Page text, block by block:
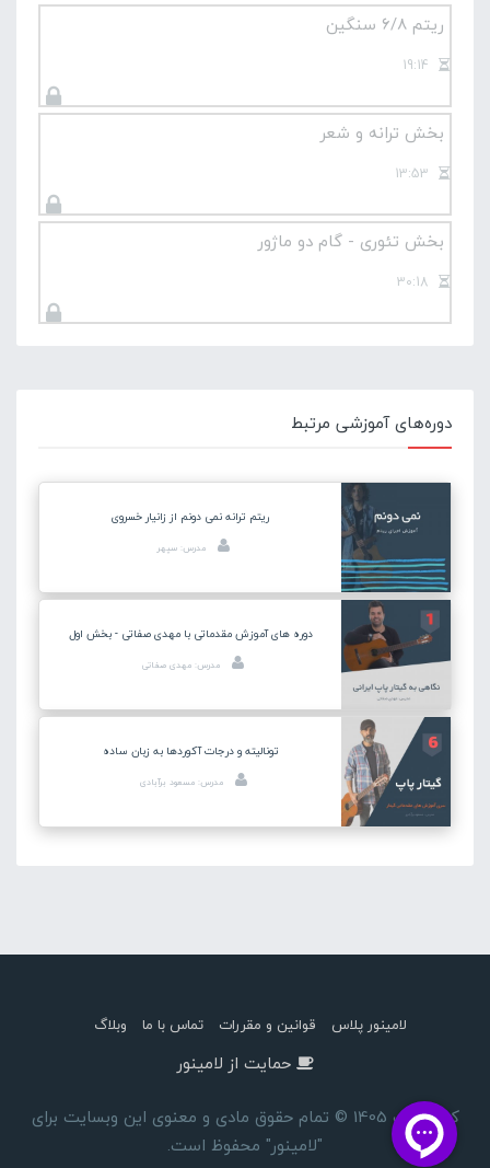
ریتم 6/8 سنگین
بخش ترانه و شعر
بخش تئوری - گام دو ماژور
دوره‌های آموزشی مرتبط
ریتم ترانه نمی دونم از زانیار خسروی
مدرس: سپهر
دوره های آموزش مقدماتی با مهدی صفاتی - بخش اول
مدرس: مهدی صفاتی
تونالیته و درجات آکوردها به زبان ساده
مدرس: مسعود برآبادی
لامینور پلاس قوانین و مقررات تماس با ما وبلاگ
حمایت از لامینور
کپی رایت 1405 © تمام حقوق مادی و معنوی این وبسایت برای
"لامینور" محفوظ است.